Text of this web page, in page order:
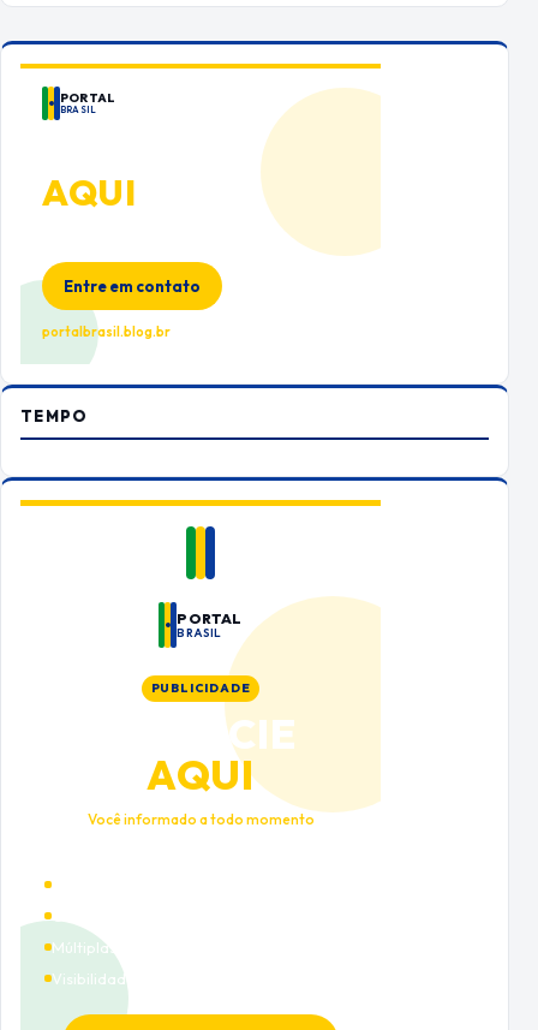
PORTAL
BRASIL
AQUI
Entre em contato
portalbrasil.blog.br
TEMPO
PORTAL
BRASIL
PUBLICIDADE
ANUNCIE
AQUI
Você informado a todo momento
Cobertura nacional
Múltiplas categorias
Visibilidade premium